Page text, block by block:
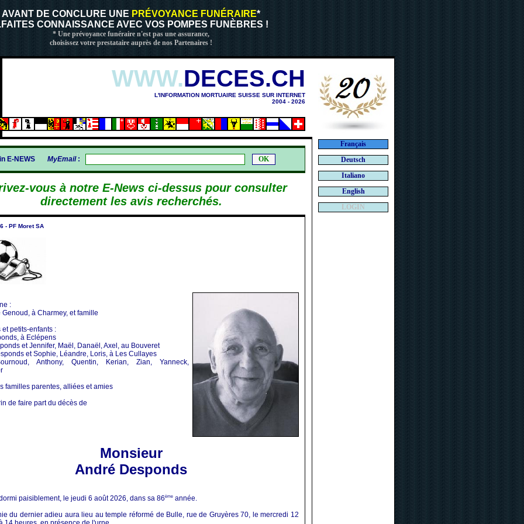
AVANT DE CONCLURE UNE PRÉVOYANCE FUNÉRAIRE*
CONNAISSANCE AVEC VOS POMPES FUNÈBRES !
* Une prévoyance funéraire n'est pas une assurance,
choisissez votre prestataire auprès de nos Partenaires !
WWW.DECES.CH
L'INFORMATION MORTUAIRE SUISSE SUR INTERNET
2004 - 2026
E-NEWS MyEmail:
vous à notre E-News ci-dessus pour consulter
directement les avis recherchés.
- PF Moret SA
:
à Charmey, et famille
et petits-enfants :
à Eclépens
et Jennifer, Maël, Danaël, Axel, au Bouveret
et Sophie, Léandre, Loris, à Les Cullayes
Anthony, Quentin, Kerian, Zian, Yanneck,
familles parentes, alliées et amies
de faire part du décès de
Monsieur
André Desponds
paisiblement, le jeudi 6 août 2026, dans sa 86ème année.
du dernier adieu aura lieu au temple réformé de Bulle, rue de Gruyères 70, le mercredi 12
Français
Deutsch
Italiano
English
LOGIN